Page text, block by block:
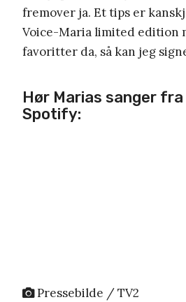
fremover ja. Et tips er
Voice-Maria limited edition
favoritter da, så kan jeg
Hør Marias sanger fra
Spotify:
Pressebilde / TV2